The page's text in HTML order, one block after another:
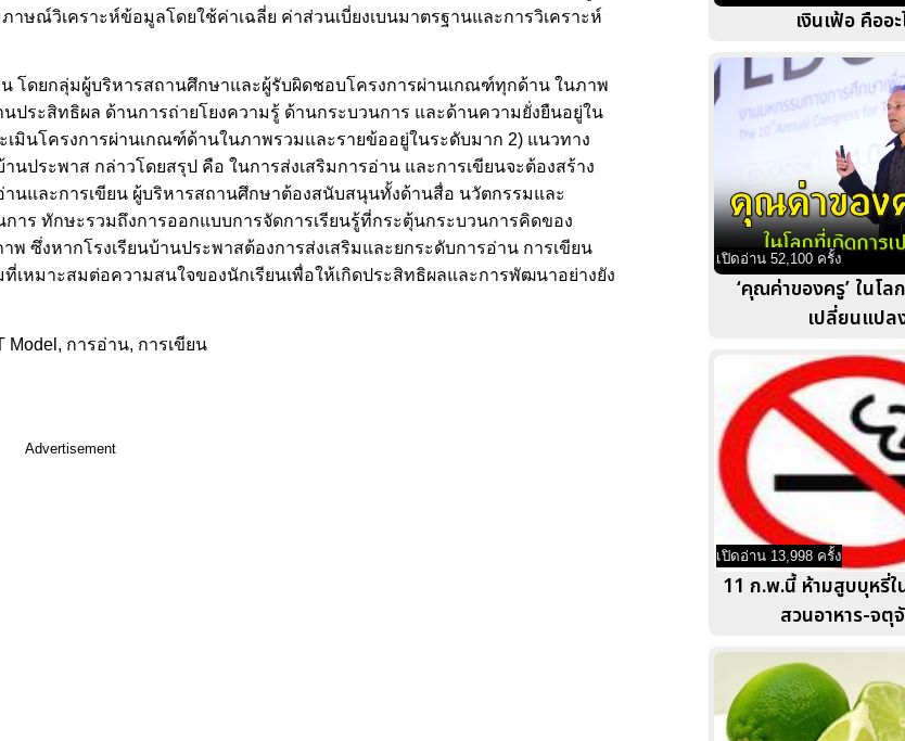
าษณ์วิเคราะห์ข้อมูลโดยใช้ค่าเฉลี่ย ค่าส่วนเบี่ยงเบนมาตรฐานและการวิเคราะห์
โดยกลุ่มผู้บริหารสถานศึกษาและผู้รับผิดชอบโครงการผ่านเกณฑ์ทุกด้าน ในภาพ
ระสิทธิผล ด้านการถ่ายโยงความรู้ ด้านกระบวนการ และด้านความยั่งยืนอยู่ใน
มินโครงการผ่านเกณฑ์ด้านในภาพรวมและรายข้ออยู่ในระดับมาก 2) แนวทาง
นประพาส กล่าวโดยสรุป คือ ในการส่งเสริมการอ่าน และการเขียนจะต้องสร้าง
นและการเขียน ผู้บริหารสถานศึกษาต้องสนับสนุนทั้งด้านสื่อ นวัตกรรมและ
ร ทักษะรวมถึงการออกแบบการจัดการเรียนรู้ที่กระตุ้นกระบวนการคิดของ
ซึ่งหากโรงเรียนบ้านประพาสต้องการส่งเสริมและยกระดับการอ่าน การเขียน
หมาะสมต่อความสนใจของนักเรียนเพื่อให้เกิดประสิทธิผลและการพัฒนาอย่างยัง
การอ่าน, การเขียน
Advertisement
เงินเฟ้อ คืออะ
เปิดอ่าน 52,100 ครั้ง
‘คุณค่าของครู’ ในโล
เปลี่ยนแปล
เปิดอ่าน 13,998 ครั้ง
11 ก.พ.นี้ ห้ามสูบบุหรี่
สวนอาหาร-จตุ